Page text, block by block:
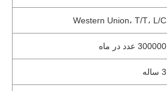
Western Union، T/T، L/C
300000 عدد در ماه
3 ساله